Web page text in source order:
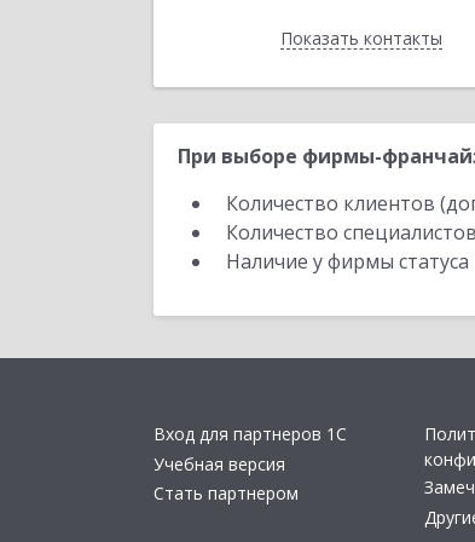
Показать контакты
Назад
При выборе фирмы-
Количество клиентов
Количество
Наличие у фирмы статуса
Вход для партнеров 1С
Учебная версия
Стать партнером